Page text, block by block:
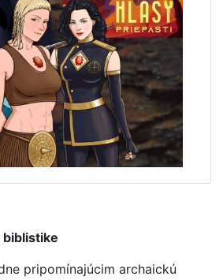
biblistike
pripomínajúcim archaickú